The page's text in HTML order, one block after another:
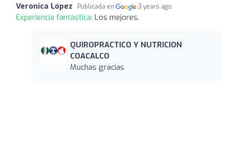
Veronica López Publicada en 3 years ago
Experiencia fantástica: Los mejores.
QUIROPRACTICO Y NUTRICION
COACALCO
Muchas gracias